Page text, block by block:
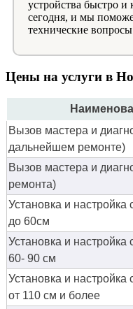
устройства быстро и
сегодня, и мы
технические
Цены на услуги в
Вызов мастера и
дальнейшем ремонте)
Вызов мастера и
ремонта)
Установка и настройка
до 60см
Установка и настройка
60- 90 см
Установка и настройка
от 110 см и более